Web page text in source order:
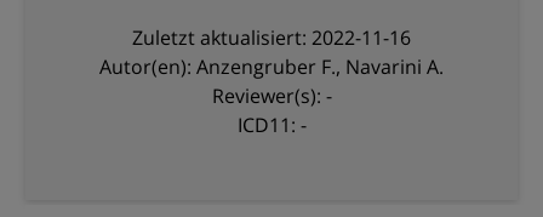
Zuletzt aktualisiert: 2022-11-16
Autor(en): Anzengruber F., Navarini A.
Reviewer(s): -
ICD11: -